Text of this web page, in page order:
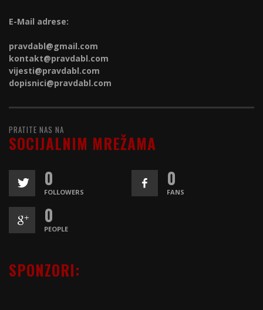
E-Mail adrese:
pravdabl@gmail.com
kontakt@pravdabl.com
vijesti@pravdabl.com
dopisnici@pravdabl.com
PRATITE NAS NA
SOCIJALNIM MREŽAMA
0
FOLLOWERS
0
FANS
0
PEOPLE
SPONZORI: